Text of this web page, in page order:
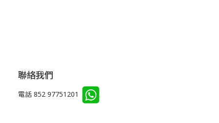
聯絡我們
電話 852 97751201